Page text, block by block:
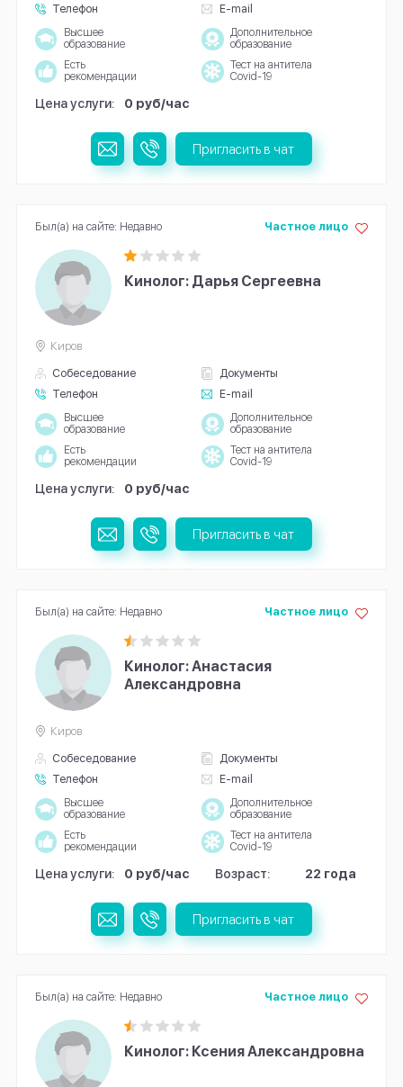
Телефон
E-mail
Высшее
образование
Дополнительное
образование
Есть
рекомендации
Тест на антитела
Covid-19
Цена услуги: 0 руб/час
Пригласить в чат
Кинолог: Дарья Сергеевна
Собеседование
Документы
Телефон
E-mail
Частное лицо
Киров
Высшее
образование
Дополнительное
образование
Есть
рекомендации
Тест на антитела
Covid-19
Цена услуги: 0 руб/час
Был(а) на сайте: Недавно
Пригласить в чат
Кинолог: Анастасия
Александровна
Собеседование
Документы
Телефон
E-mail
Частное лицо
Киров
Высшее
образование
Дополнительное
образование
Есть
рекомендации
Тест на антитела
Covid-19
Цена услуги: 0 руб/час Возраст: 22 года
Был(а) на сайте: Недавно
Пригласить в чат
Кинолог: Ксения Александровна
Частное лицо
Был(а) на сайте: Недавно